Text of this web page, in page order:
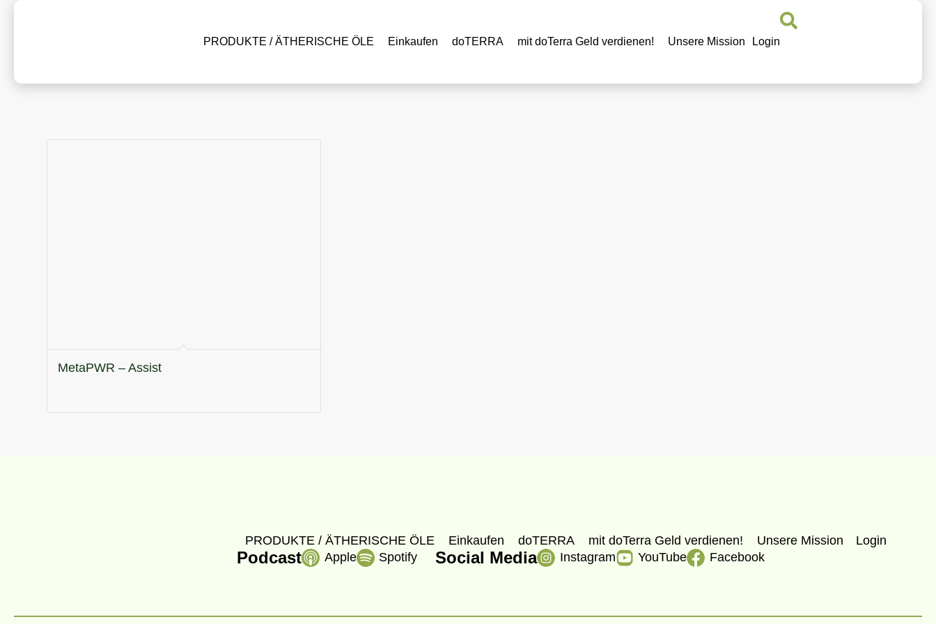
PRODUKTE / ÄTHERISCHE ÖLE Einkaufen doTERRA mit doTerra Geld verdienen! Unsere Mission Login
MetaPWR – Assist
PRODUKTE / ÄTHERISCHE ÖLE Einkaufen doTERRA mit doTerra Geld verdienen! Unsere Mission Login
Podcast Apple Spotify Social Media Instagram YouTube Facebook